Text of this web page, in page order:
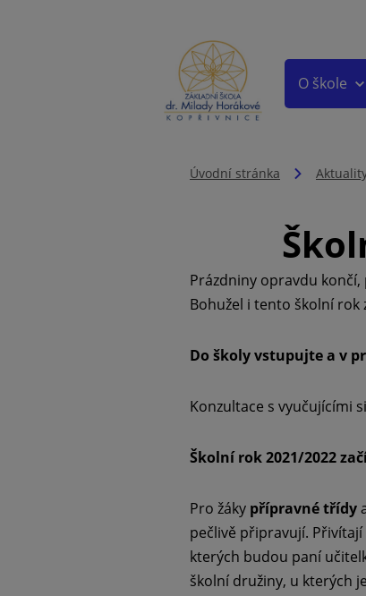
O škole
Úvodní stránka
Prázdniny opravdu
Bohužel i tento školní
Do školy vstupujte a v
Konzultace s vyučujícími
Školní rok 2021/2022
Pro žáky přípravné třídy
pečlivě připravují.
kterých budou paní
školní družiny, u kterých